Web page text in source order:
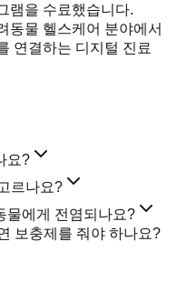
램을 수료했습니다.
동물 헬스케어 분야에서
연결하는 디지털 진료
요?
르나요?
물에게 전염되나요?
보충제를 줘야 하나요?